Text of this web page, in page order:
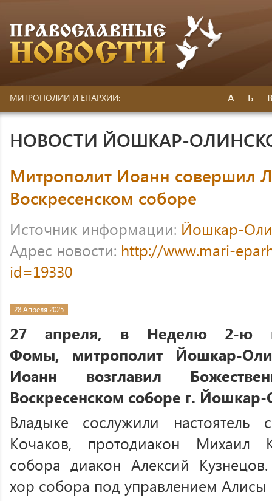
МИТРОПОЛИИ И ЕПАРХИИ: А Б
НОВОСТИ ЙОШКАР-
Митрополит Иоанн совершил
Воскресенском соборе
Источник информации: Йошкар-
Адрес новости: http://www.mari-
id=19330
28 Апреля 2025
27 апреля, в Неделю 2-ю
Фомы, митрополит Йошкар-
Иоанн возглавил
Воскресенском соборе г.
Владыке сослужили
Кочаков, протодиакон Михаил
собора диакон Алексий
хор собора под управлением